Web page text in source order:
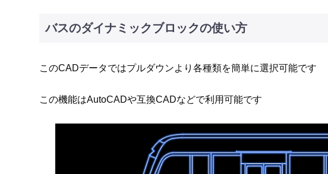
バスのダイナミックブロックの使い方
このCADデータではプルダウンより各種類を簡単に選択可能です
この機能はAutoCADや互換CADなどで利用可能です